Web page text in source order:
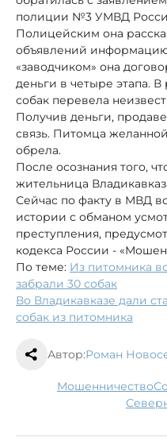
полиции №3 УМВД
Полицейским она
объявлений
«заводчиком» она
деньги в четыре этапа.
собак перевела
Получив деньги,
связь. Питомца
обрела.
После осознания того,
жительница
Сейчас по факту в МВД
истории с обманом
преступления,
кодекса России -
По теме: Из питомника
забрали 30 собак
Во Владикавказе дали
собак из питомника
Автор:Роман
мошенничество